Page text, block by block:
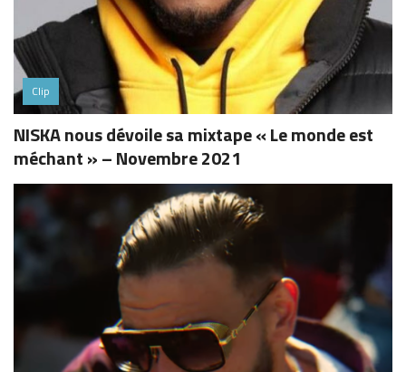
Clip
NISKA nous dévoile sa mixtape « Le monde est
méchant » – Novembre 2021